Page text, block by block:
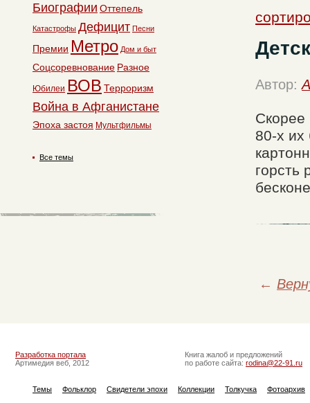
Автор:
Скорее
80-х их
горсть
←
Биографии Оттепель
Катастрофы Дефицит Песни
Премии Метро Дом и быт
Соцсоревнование Разное
Юбилеи ВОВ Терроризм
Война в Афганистане
Эпоха застоя Мультфильмы
Все темы
Разработка портала
Артимедия веб, 2012
Книга жалоб и предложений
по работе сайта: rodina@22-91.ru
Темы Фольклор Свидетели эпохи Коллекции Толкучка Фотоархив